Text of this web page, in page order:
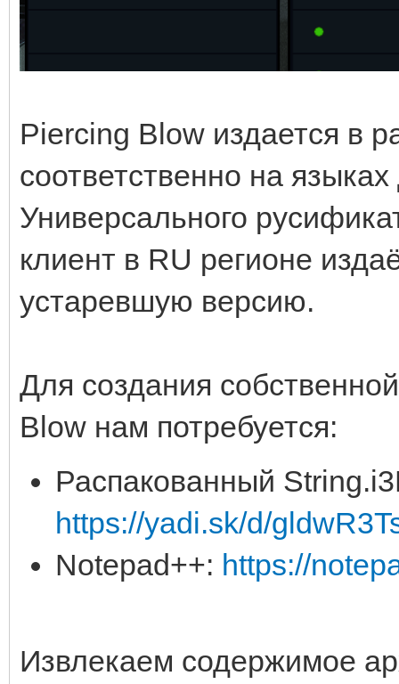
Piercing Blow издается в
соответственно на
Универсального
клиент в RU регионе
устаревшую версию.
Для создания
Blow нам потребуется:
Распакованный
https://yadi.sk/d/
Notepad++: https://
Извлекаем содержимое